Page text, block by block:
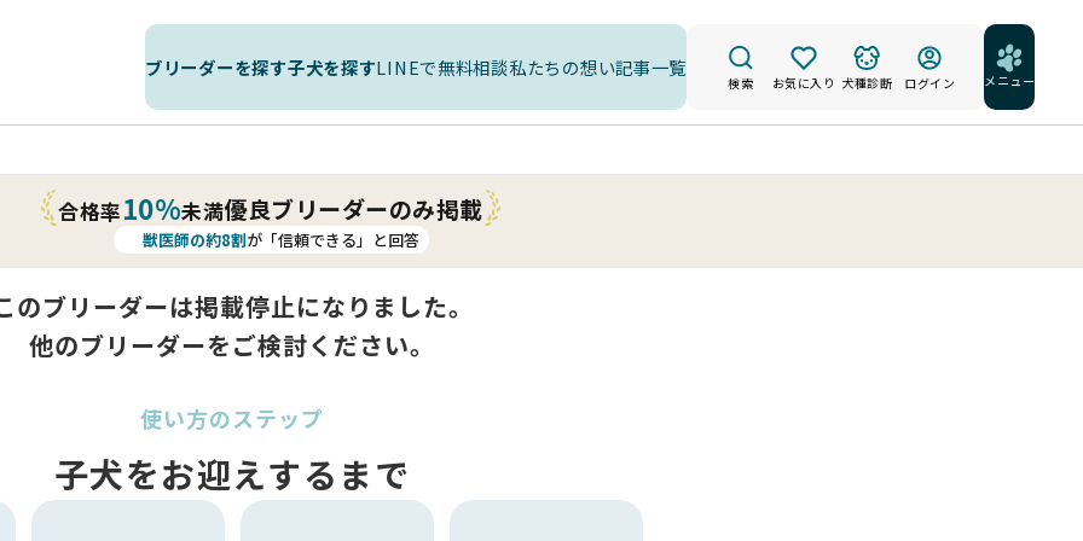
ブリーダーを探す子犬を探すLINEで無料相談私たちの想い記事一覧
検索 お気に入り 犬種診断 ログイン メニュー
合格率10%未満優良ブリーダーのみ掲載
獣医師の約8割が「信頼できる」と回答
のブリーダーは掲載停止になりました。
他のブリーダーをご検討ください。
使い方のステップ
子犬をお迎えするまで